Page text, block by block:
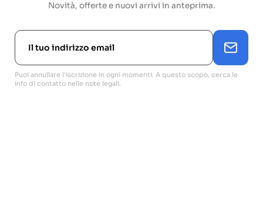
Novità, offerte e nuovi arrivi in anteprima.
Puoi annullare l'iscrizione in ogni momenti. A questo scopo, cerca le
info di contatto nelle note legali.